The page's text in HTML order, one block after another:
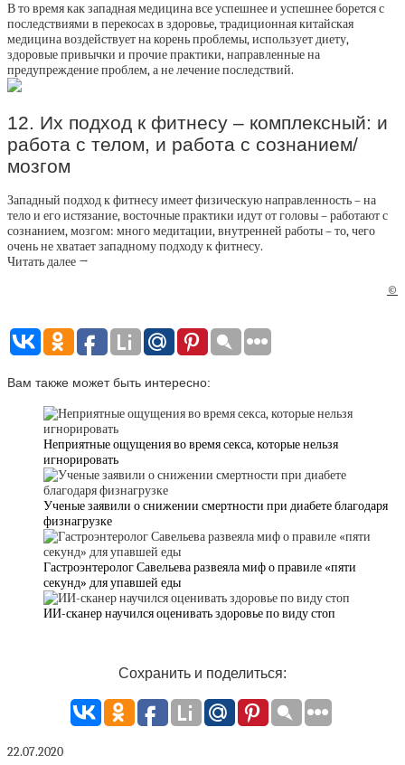
В то время как западная медицина все успешнее и успешнее борется с
последствиями в перекосах в здоровье, традиционная китайская
медицина воздействует на корень проблемы, использует диету,
здоровые привычки и прочие практики, направленные на
предупреждение проблем, а не лечение последствий.
12. Их подход к фитнесу – комплексный: и
работа с телом, и работа с сознанием/
мозгом
Западный подход к фитнесу имеет физическую направленность – на
тело и его истязание, восточные практики идут от головы – работают с
сознанием, мозгом: много медитации, внутренней работы – то, чего
очень не хватает западному подходу к фитнесу.
Читать далее →
©
Вам также может быть интересно:
Неприятные ощущения во время секса, которые нельзя
игнорировать
Ученые заявили о снижении смертности при диабете благодаря
физнагрузке
Гастроэнтеролог Савельева развеяла миф о правиле «пяти
секунд» для упавшей еды
ИИ-сканер научился оценивать здоровье по виду стоп
Сохранить и поделиться:
22.07.2020